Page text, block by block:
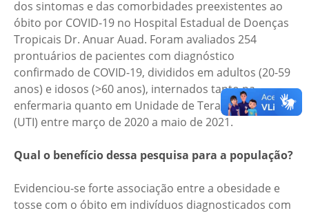
dos sintomas e das comorbidades preexistentes ao
óbito por COVID-19 no Hospital Estadual de Doenças
Tropicais Dr. Anuar Auad. Foram avaliados 254
prontuários de pacientes com diagnóstico
confirmado de COVID-19, divididos em adultos (20-59
anos) e idosos (>60 anos), internados tanto na
enfermaria quanto em Unidade de Terapia Intensiva
(UTI) entre março de 2020 a maio de 2021.
Qual o benefício dessa pesquisa para a população?
Evidenciou-se forte associação entre a obesidade e
tosse com o óbito em indivíduos diagnosticados com